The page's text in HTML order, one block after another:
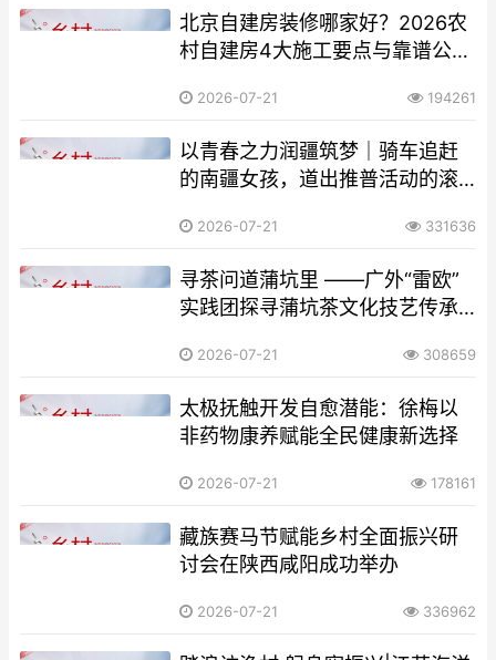
北京自建房装修哪家好？2026农
村自建房4大施工要点与靠谱公司
2026-07-21 194261
以青春之力润疆筑梦｜骑车追赶
的南疆女孩，道出推普活动的滚
2026-07-21 331636
寻茶问道蒲坑里 ——广外“雷欧”
实践团探寻蒲坑茶文化技艺传承
2026-07-21 308659
太极抚触开发自愈潜能：徐梅以
非药物康养赋能全民健康新选择
2026-07-21 178161
藏族赛马节赋能乡村全面振兴研
讨会在陕西咸阳成功举办
2026-07-21 336962